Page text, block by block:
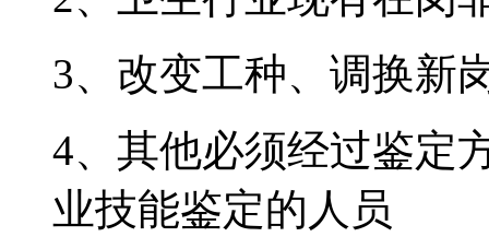
3、改变工种、调换新
4、其他必须经过鉴定
业技能鉴定的人员